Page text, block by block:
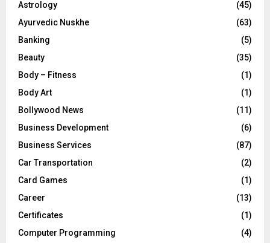
Astrology
(45)
Ayurvedic Nuskhe
(63)
Banking
(5)
Beauty
(35)
Body – Fitness
(1)
Body Art
(1)
Bollywood News
(11)
Business Development
(6)
Business Services
(87)
Car Transportation
(2)
Card Games
(1)
Career
(13)
Certificates
(1)
Computer Programming
(4)